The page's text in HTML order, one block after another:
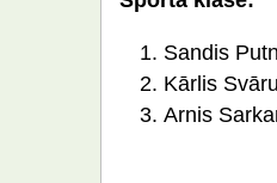
Sandis
Kārlis
Arnis